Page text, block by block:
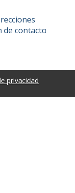
de contacto
privacidad